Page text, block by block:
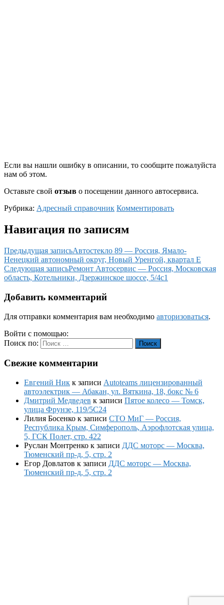
Если вы нашли ошибку в описании, то сообщите пожалуйста
нам об этом.
Оставьте свой отзыв о посещении данного автосервиса.
Рубрика: Адресный справочник Комментировать
Навигация по записям
Предыдущая записьАвтостекло 89 — Россия, Ямало-
Ненецкий автономный округ, Новый Уренгой, квартал Е
Следующая записьРемонт Автосервис — Россия, Московская
область, Котельники, Дзержинское шоссе, 5/4с1
Добавить комментарий
Для отправки комментария вам необходимо авторизоваться.
Войти с помощью:
Поиск по:
Поиск
Свежие комментарии
Евгений Ник к записи Autoteams лицензированный
автоэлектрик — Абакан, ул. Вяткина, 18, бокс № 6
Дмитрий Медведев к записи Пятое колесо — Томск,
улица Фрунзе, 119/5С24
Лилия Босенко к записи СТО МиГ — Россия,
Республика Крым, Симферополь, Аэрофлотская улица,
5, ГСК Полет, стр. 422
Руслан Монтренко к записи ДДС моторс — Москва,
Тюменский пр-д, 5, стр. 2
Егор Довлатов к записи ДДС моторс — Москва,
Тюменский пр-д, 5, стр. 2